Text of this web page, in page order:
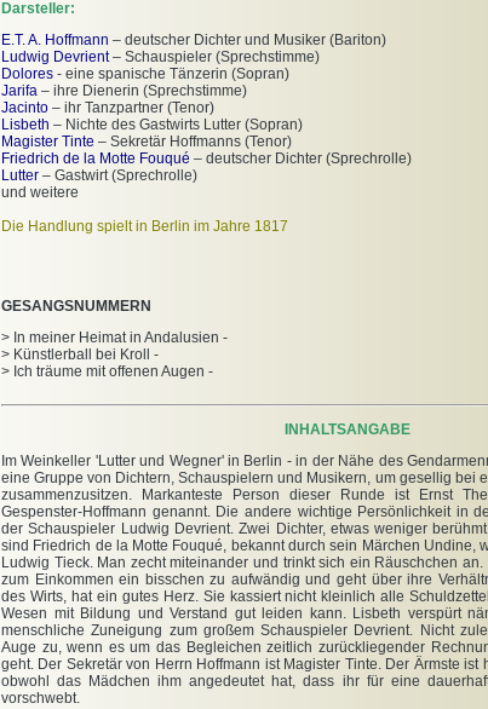
Darsteller:
E.T. A. Hoffmann – deutscher Dichter und Musiker (Bariton)
Ludwig Devrient– Schauspieler (Sprechstimme)
Dolores - eine spanische Tänzerin (Sopran)
Jarifa – ihre Dienerin (Sprechstimme)
Jacinto – ihr Tanzpartner (Tenor)
Lisbeth – Nichte des Gastwirts Lutter (Sopran)
Magister Tinte – Sekretär Hoffmanns (Tenor)
Friedrich de la Motte Fouqué – deutscher Dichter (Sprechrolle)
Lutter – Gastwirt (Sprechrolle)
und weitere
Die Handlung spielt in Berlin im Jahre 1817
GESANGSNUMMERN
> In meiner Heimat in Andalusien -
> Künstlerball bei Kroll -
> Ich träume mit offenen Augen -
INHALTSANGABE
Im Weinkeller 'Lutter und Wegner' in Berlin - in der Nähe des
eine Gruppe von Dichtern, Schauspielern und Musikern, um gesellig bei
zusammenzusitzen. Markanteste Person dieser Runde ist Ernst
Gespenster-Hoffmann genannt. Die andere wichtige Persönlichkeit in
der Schauspieler Ludwig Devrient. Zwei Dichter, etwas weniger
sind Friedrich de la Motte Fouqué, bekannt durch sein Märchen Undine,
Ludwig Tieck. Man zecht miteinander und trinkt sich ein Räuschchen
zum Einkommen ein bisschen zu aufwändig und geht über ihre
des Wirts, hat ein gutes Herz. Sie kassiert nicht kleinlich alle
Wesen mit Bildung und Verstand gut leiden kann. Lisbeth verspürt
menschliche Zuneigung zum großem Schauspieler Devrient. Nicht
Auge zu, wenn es um das Begleichen zeitlich zurückliegender
geht. Der Sekretär von Herrn Hoffmann ist Magister Tinte. Der Ärmste ist
obwohl das Mädchen ihm angedeutet hat, dass ihr für eine
vorschwebt.